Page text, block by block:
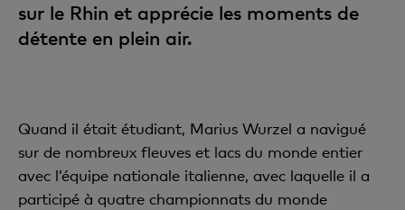
sur le Rhin et apprécie les moments de
détente en plein air.
Quand il était étudiant, Marius Wurzel a navigué
sur de nombreux fleuves et lacs du monde entier
avec l’équipe nationale italienne, avec laquelle il a
participé à quatre championnats du monde